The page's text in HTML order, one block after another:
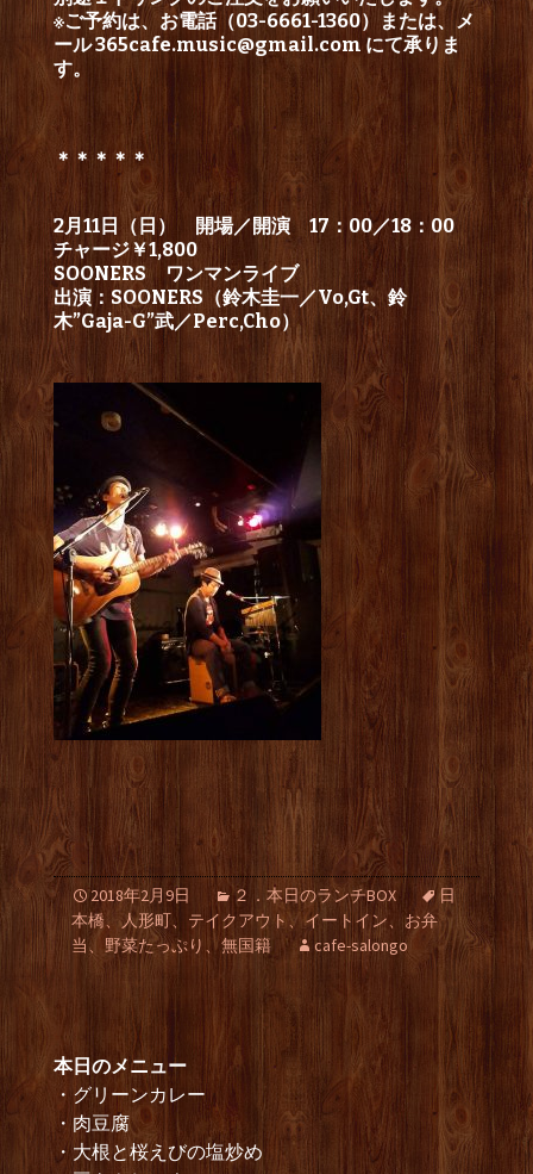
※ご予約は、お電話（03-6661-1360）または、メ
ール365cafe.music@gmail.com にて承りま
す。
＊＊＊＊＊
2月11日（日） 開場／開演 17：00／18：00
チャージ￥1,800
SOONERS ワンマンライブ
出演：SOONERS（鈴木圭一／Vo,Gt、鈴
木”Gaja-G”武／Perc,Cho）
2018年2月9日 ２．本日のランチBOX
日
本橋、人形町、テイクアウト、イートイン、お弁
当、野菜たっぷり、無国籍
cafe-salongo
本日のメニュー
・グリーンカレー
・肉豆腐
・大根と桜えびの塩炒め